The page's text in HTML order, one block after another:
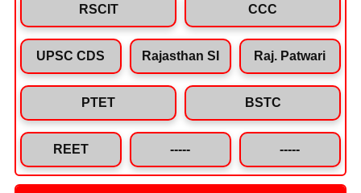
RSCIT CCC
UPSC CDS Rajasthan SI Raj. Patwari
PTET BSTC
REET ----- -----